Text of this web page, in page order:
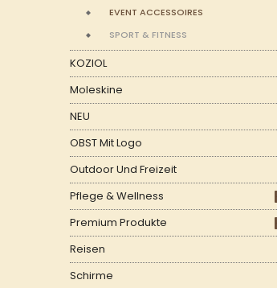
EVENT ACCESSOIRES
SPORT & FITNESS
KOZIOL
Moleskine
NEU
OBST Mit Logo
Outdoor Und Freizeit
Pflege & Wellness
Premium Produkte
Reisen
Schirme